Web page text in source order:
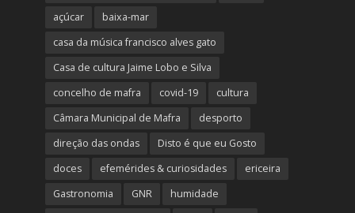
açúcar
baixa-mar
casa da música francisco alves gato
Casa de cultura Jaime Lobo e Silva
concelho de mafra
covid-19
cultura
Câmara Municipal de Mafra
desporto
direção das ondas
Disto é que eu Gosto
doces
efemérides & curiosidades
ericeira
Gastronomia
GNR
humidade